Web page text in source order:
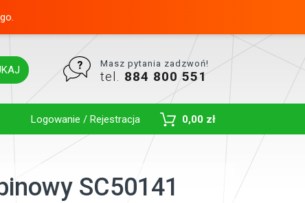
Masz pytania zadzwoń!
tel. 884 800 551
Logowanie / Rejestracja 0,00 zł
SC50141